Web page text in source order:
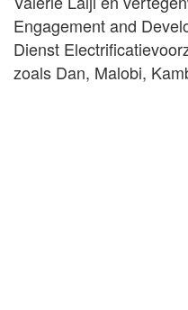
Engagement and
Dienst
zoals Dan, Malobi,